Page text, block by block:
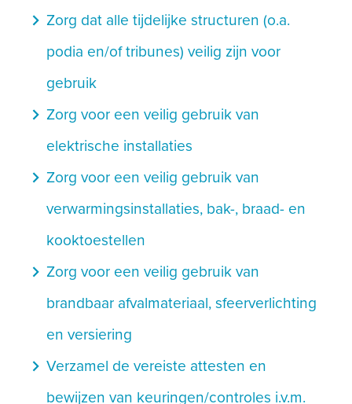
navigate_next Zorg dat alle tijdelijke structuren (o.a.
podia en/of tribunes) veilig zijn voor
gebruik
navigate_next Zorg voor een veilig gebruik van
elektrische installaties
navigate_next Zorg voor een veilig gebruik van
verwarmingsinstallaties, bak-, braad- en
kooktoestellen
navigate_next Zorg voor een veilig gebruik van
brandbaar afvalmateriaal, sfeerverlichting
en versiering
navigate_next Verzamel de vereiste attesten en
bewijzen van keuringen/controles i.v.m.